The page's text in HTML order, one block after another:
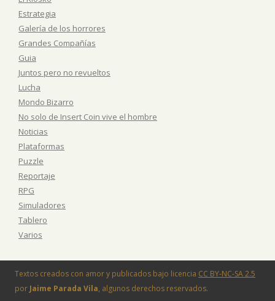
Estrategia
Galería de los horrores
Grandes Compañías
Guia
Juntos pero no revueltos
Lucha
Mondo Bizarro
No solo de Insert Coin vive el hombre
Noticias
Plataformas
Puzzle
Reportaje
RPG
Simuladores
Tablero
Varios
Textos creados con amor y publicados bajo licencia CC BY-NC-SA 2.5
por Jaime Parada Vila, algunos derechos reservados.